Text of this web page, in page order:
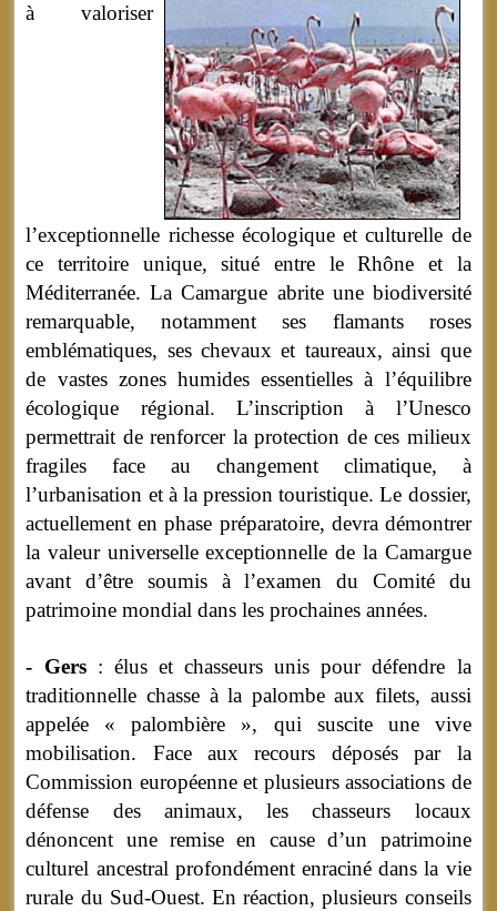
à valoriser
l’exceptionnelle richesse écologique et culturelle de
ce territoire unique, situé entre le Rhône et la
Méditerranée. La Camargue abrite une biodiversité
remarquable, notamment ses flamants roses
emblématiques, ses chevaux et taureaux, ainsi que
de vastes zones humides essentielles à l’équilibre
écologique régional. L’inscription à l’Unesco
permettrait de renforcer la protection de ces milieux
fragiles face au changement climatique, à
l’urbanisation et à la pression touristique. Le dossier,
actuellement en phase préparatoire, devra démontrer
la valeur universelle exceptionnelle de la Camargue
avant d’être soumis à l’examen du Comité du
patrimoine mondial dans les prochaines années.
- Gers: élus et chasseurs unis pour défendre la
traditionnelle chasse à la palombe aux filets, aussi
appelée « palombière », qui suscite une vive
mobilisation. Face aux recours déposés par la
Commission européenne et plusieurs associations de
défense des animaux, les chasseurs locaux
dénoncent une remise en cause d’un patrimoine
culturel ancestral profondément enraciné dans la vie
rurale du Sud-Ouest. En réaction, plusieurs conseils